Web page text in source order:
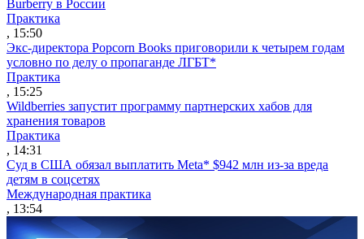
Burberry в России
Практика
, 15:50
Экс-директора Popcorn Books приговорили к четырем годам
условно по делу о пропаганде ЛГБТ*
Практика
, 15:25
Wildberries запустит программу партнерских хабов для
хранения товаров
Практика
, 14:31
Суд в США обязал выплатить Meta* $942 млн из-за вреда
детям в соцсетях
Международная практика
, 13:54